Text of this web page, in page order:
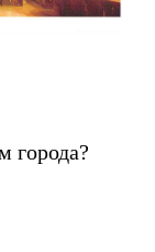
города?